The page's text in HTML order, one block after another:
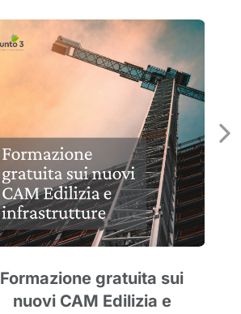
Formazione gratuita sui
nuovi CAM Edilizia e